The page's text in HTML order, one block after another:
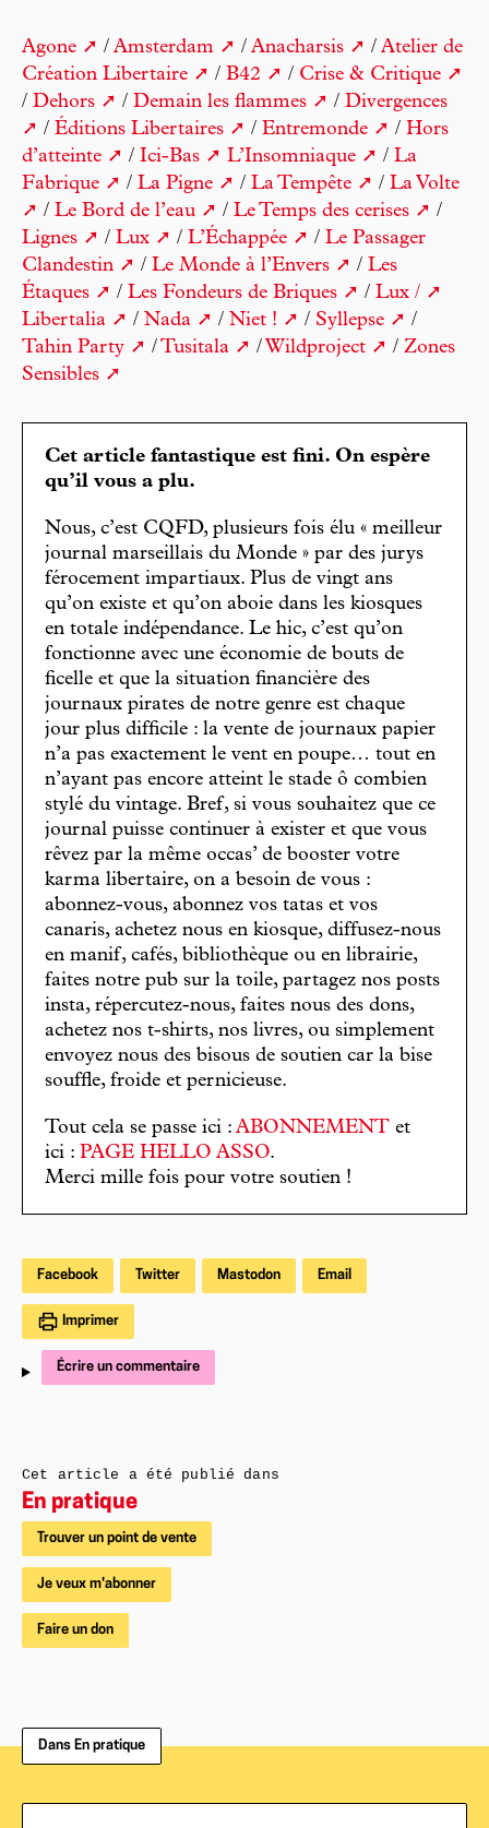
Agone / Amsterdam / Anacharsis / Atelier de
Création Libertaire
/ B42 / Crise & Critique
/ Dehors / Demain les flammes / Divergences
/ Éditions Libertaires / Entremonde / Hors
d’atteinte
/ Ici-Bas L’Insomniaque / La
Fabrique
/ La Pigne / La Tempête / La Volte
/ Le Bord de l’eau / Le Temps des cerises
/
Lignes
/ Lux / L’Échappée / Le Passager
Clandestin
/ Le Monde à l’Envers / Les
Étaques
/ Les Fondeurs de Briques / Lux /
Libertalia
/ Nada / Niet ! / Syllepse
/
Tahin Party
/ Tusitala / Wildproject / Zones
Sensibles
Cet article fantastique est fini. On espère
qu’il vous a plu.
Nous, c’est CQFD, plusieurs fois élu « meilleur
journal marseillais du Monde » par des jurys
férocement impartiaux. Plus de vingt ans
qu’on existe et qu’on aboie dans les kiosques
en totale indépendance. Le hic, c’est qu’on
fonctionne avec une économie de bouts de
ficelle et que la situation financière des
journaux pirates de notre genre est chaque
jour plus difficile : la vente de journaux papier
n’a pas exactement le vent en poupe… tout en
n’ayant pas encore atteint le stade ô combien
stylé du vintage. Bref, si vous souhaitez que ce
journal puisse continuer à exister et que vous
rêvez par la même occas’ de booster votre
karma libertaire, on a besoin de vous :
abonnez-vous, abonnez vos tatas et vos
canaris, achetez nous en kiosque, diffusez-nous
en manif, cafés, bibliothèque ou en librairie,
faites notre pub sur la toile, partagez nos posts
insta, répercutez-nous, faites nous des dons,
achetez nos t-shirts, nos livres, ou simplement
envoyez nous des bisous de soutien car la bise
souffle, froide et pernicieuse.
Tout cela se passe ici : ABONNEMENT et
ici : PAGE HELLO ASSO.
Merci mille fois pour votre soutien !
Facebook Twitter Mastodon Email
Imprimer
Écrire un commentaire
Cet article a été publié dans
En pratique
Trouver un point de vente
Je veux m'abonner
Faire un don
Dans En pratique